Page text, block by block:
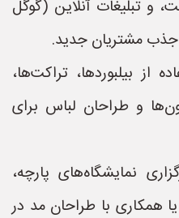
و تبلیغات آنلاین (گوگل
مشتریان جدید.
از بیلبوردها، تراکت‌ها،
و طراحان لباس برای
نمایشگاه‌های پارچه،
همکاری با طراحان مد در